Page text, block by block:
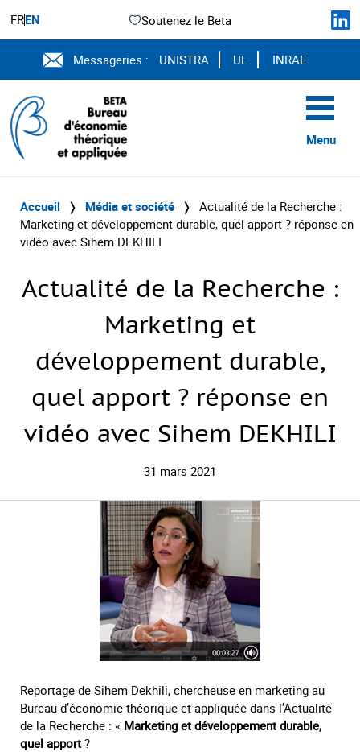
FREN Soutenez le Beta
Messageries : UNISTRA UL INRAE
Menu
Accueil ❭ Média et société ❭ Actualité de la Recherche :
Marketing et développement durable, quel apport ? réponse en
vidéo avec Sihem DEKHILI
Actualité de la Recherche :
Marketing et
développement durable,
quel apport ? réponse en
vidéo avec Sihem DEKHILI
31 mars 2021
Reportage de Sihem Dekhili, chercheuse en marketing au
Bureau d’économie théorique et appliquée dans l’Actualité
de la Recherche : « Marketing et développement durable,
quel apport ?